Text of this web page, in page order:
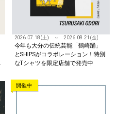
2026.07.18(土) ～ 2026.08.21(金)
今年も大分の伝統芸能「鶴崎踊」
とSHIPSがコラボレーション！特別
なTシャツを限定店舗で発売中
開催中